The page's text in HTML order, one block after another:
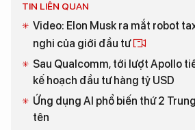
TIN LIÊN QUAN
Video: Elon Musk ra mắt robot
nghi của giới đầu tư
Sau Qualcomm, tới lượt Apollo
kế hoạch đầu tư hàng tỷ USD
Ứng dụng AI phổ biến thứ 2
tên